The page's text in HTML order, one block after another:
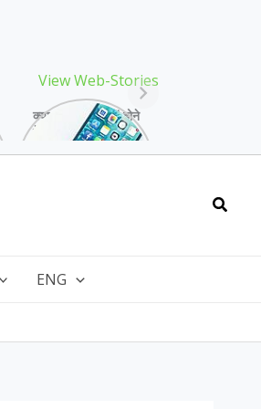
View Web-Stories
क्या storage full होने
के बाद मोबाइल हो रहा है
ENG